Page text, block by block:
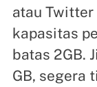
atau
kapasitas
batas 2GB.
GB, segera